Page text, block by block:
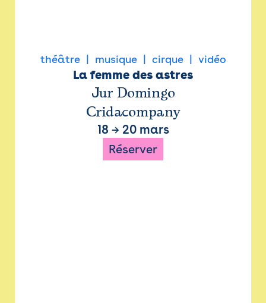
théâtre musique cirque vidéo
La femme des astres
Jur Domingo
Cridacompany
18 → 20 mars
Réserver